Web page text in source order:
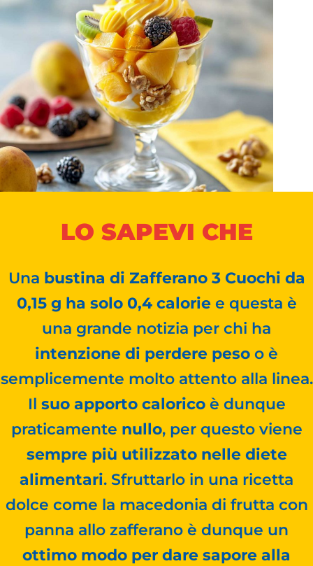
LO SAPEVI CHE
Una bustina di Zafferano 3 Cuochi da
0,15 g ha solo 0,4 caloriee questa è
una grande notizia per chi ha
intenzione di perdere peso o è
semplicemente molto attento alla linea.
Il suo apporto caloricoè dunque
praticamente nullo, per questo viene
sempre più utilizzato nelle diete
alimentari. Sfruttarlo in una ricetta
dolce come la macedonia di frutta con
panna allo zafferano è dunque un
ottimo modo per dare sapore alla